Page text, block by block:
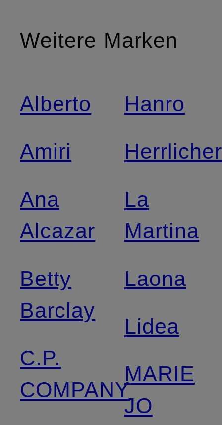
Weitere Marken
Alberto
Amiri
Ana
Alcazar
Betty
Barclay
C.P.
COMPANY
Hanro
Herrlicher
La
Martina
Laona
Lidea
MARIE
JO